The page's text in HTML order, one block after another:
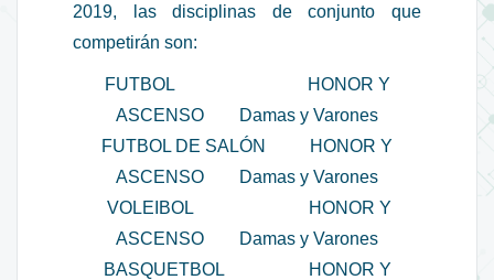
2019, las disciplinas de conjunto que
competirán son:
FUTBOL HONOR Y
ASCENSO Damas y Varones
FUTBOL DE SALÓN HONOR Y
ASCENSO Damas y Varones
VOLEIBOL HONOR Y
ASCENSO Damas y Varones
BASQUETBOL HONOR Y